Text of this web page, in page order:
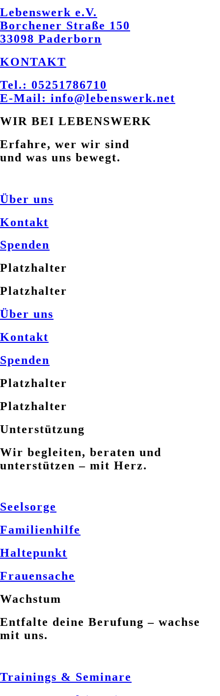
Lebenswerk e.V.
Borchener Straße 150
33098 Paderborn
KONTAKT
Tel.: 05251786710
E-Mail: info@lebenswerk.net
WIR BEI LEBENSWERK
Erfahre, wer wir sind
und was uns bewegt.
Über uns
Kontakt
Spenden
Platzhalter
Platzhalter
Über uns
Kontakt
Spenden
Platzhalter
Platzhalter
Unterstützung
Wir begleiten, beraten und
unterstützen – mit Herz.
Seelsorge
Familienhilfe
Haltepunkt
Frauensache
Wachstum
Entfalte deine Berufung – wachse
mit uns.
Trainings & Seminare